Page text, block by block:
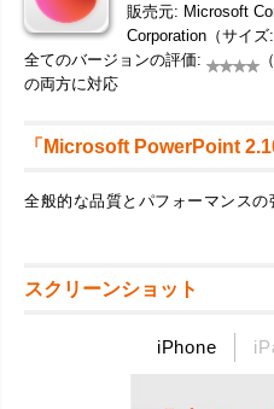
販売元: Microsoft
Corporation（サイズ
全てのバージョンの評価:
の両方に対応
「Microsoft PowerPoint
全般的な品質とパフォーマンスの
スクリーンショット
iPhone